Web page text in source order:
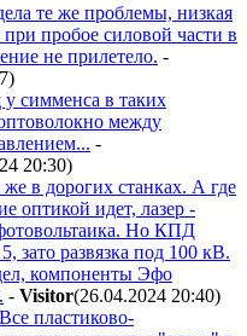
те же проблемы, низкая
пробое силовой части в
не прилетело. -
)
у симменса в таких
между
-
20:30)
же в дорогих станках. А где
оптикой идет, лазер -
Но КПД
зато развязка под 100 кВ.
компоненты Эфо
- Visitor(26.04.2024 20:40)
пластиково-